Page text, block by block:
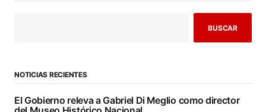
BUSCAR
NOTICIAS RECIENTES
El Gobierno releva a Gabriel Di Meglio como director